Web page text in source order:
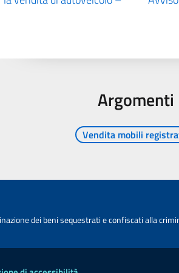
Argomenti
Vendita mobili
dei beni sequestrati e confiscati alla